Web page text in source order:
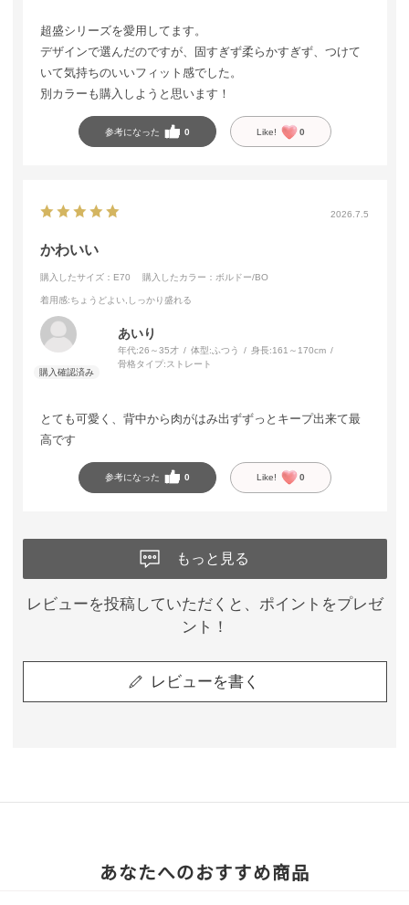
超盛シリーズを愛用してます。
デザインで選んだのですが、固すぎず柔らかすぎず、つけて
いて気持ちのいいフィット感でした。
別カラーも購入しようと思います！
参考になった 0 Like! 0
2026.7.5
かわいい
購入したサイズ：E70 購入したカラー：ボルドー/BO
着用感:ちょうどよい,しっかり盛れる
あいり
年代:26～35才 体型: ふつう 身長:161～170cm
骨格タイプ: ストレート
とても可愛く、背中から肉がはみ出ずずっとキープ出来て最
高です
参考になった 0 Like! 0
もっと見る
レビューを投稿していただくと、ポイントをプレゼ
ント！
レビューを書く
あなたへのおすすめ商品